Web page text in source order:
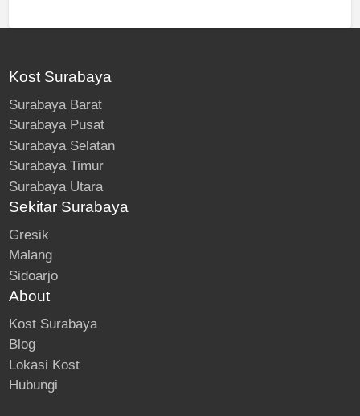
Kost Surabaya
Surabaya Barat
Surabaya Pusat
Surabaya Selatan
Surabaya Timur
Surabaya Utara
Sekitar Surabaya
Gresik
Malang
Sidoarjo
About
Kost Surabaya
Blog
Lokasi Kost
Hubungi